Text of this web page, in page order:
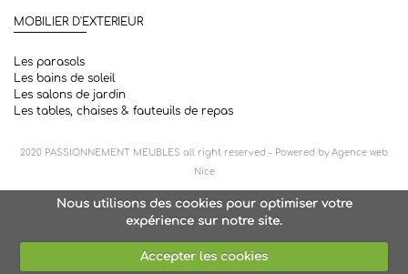
MOBILIER D'EXTERIEUR
Les parasols
Les bains de soleil
Les salons de jardin
Les tables, chaises & fauteuils de repas
2020 PASSIONNEMENT MEUBLES all right reserved - Powered byAgence web
Nice
Nous utilisons des cookies pour optimiser votre
expérience sur notre site.
Accepter les cookies